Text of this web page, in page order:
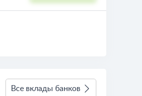
Все вклады банков